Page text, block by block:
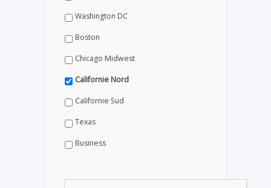
Washington DC
Boston
Chicago Midwest
Californie Nord
Californie Sud
Texas
Business